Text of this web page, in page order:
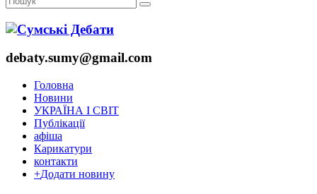
debaty.sumy@gmail.com
Головна
Новини
УКРАЇНА І СВІТ
Публікації
афіша
Карикатури
контакти
+Додати новину